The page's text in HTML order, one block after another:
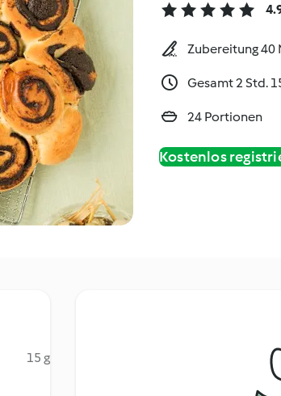
Zubereitung 40
Gesamt 2 Std.
24 Portionen
Kostenlos
15 g